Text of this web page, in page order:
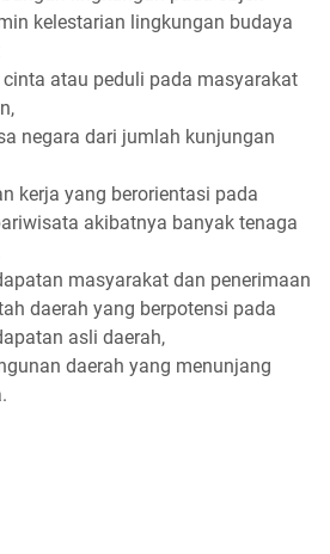
kelestarian lingkungan budaya
atau peduli pada masyarakat
negara dari jumlah kunjungan
kerja yang berorientasi pada
akibatnya banyak tenaga
masyarakat dan penerimaan
daerah yang berpotensi pada
asli daerah,
daerah yang menunjang